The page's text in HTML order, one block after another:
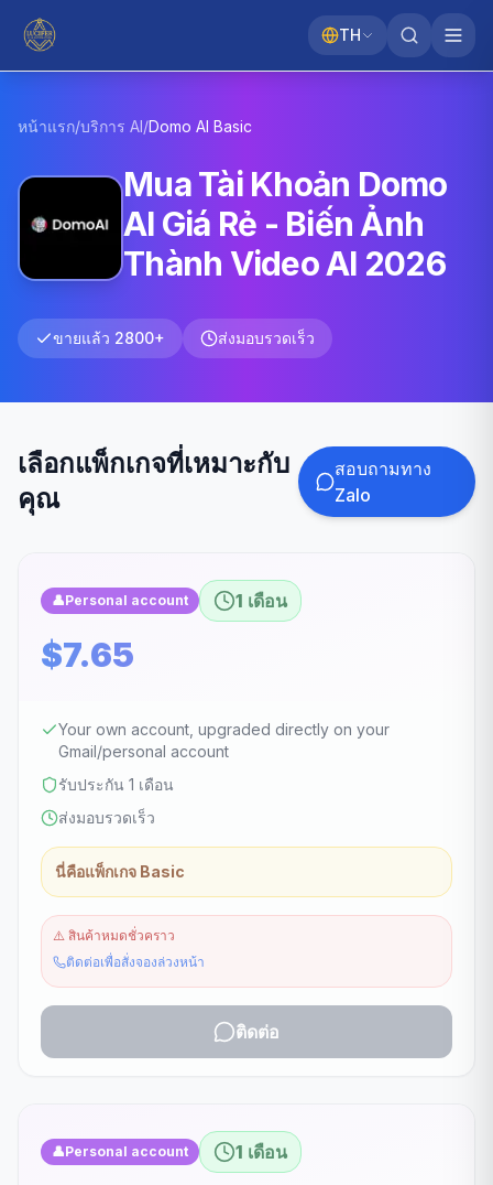
TH
หน้าแรก/บริการ AI/Domo AI Basic
Mua Tài Khoản Domo
AI Giá Rẻ - Biến Ảnh
Thành Video AI 2026
ขายแล้ว 2800+ ส่งมอบรวดเร็ว
เลือกแพ็กเกจที่เหมาะกับ
คุณ
สอบถามทาง
Zalo
👤Personal account 1 เดือน
$7.65
Your own account, upgraded directly on your
Gmail/personal account
รับประกัน 1 เดือน
ส่งมอบรวดเร็ว
นี่คือแพ็กเกจ Basic
⚠️ สินค้าหมดชั่วคราว
ติดต่อเพื่อสั่งจองล่วงหน้า
ติดต่อ
👤Personal account 1 เดือน